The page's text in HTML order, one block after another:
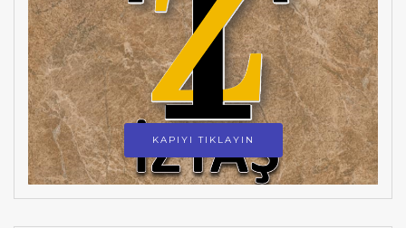
KAPIYI TIKLAYIN